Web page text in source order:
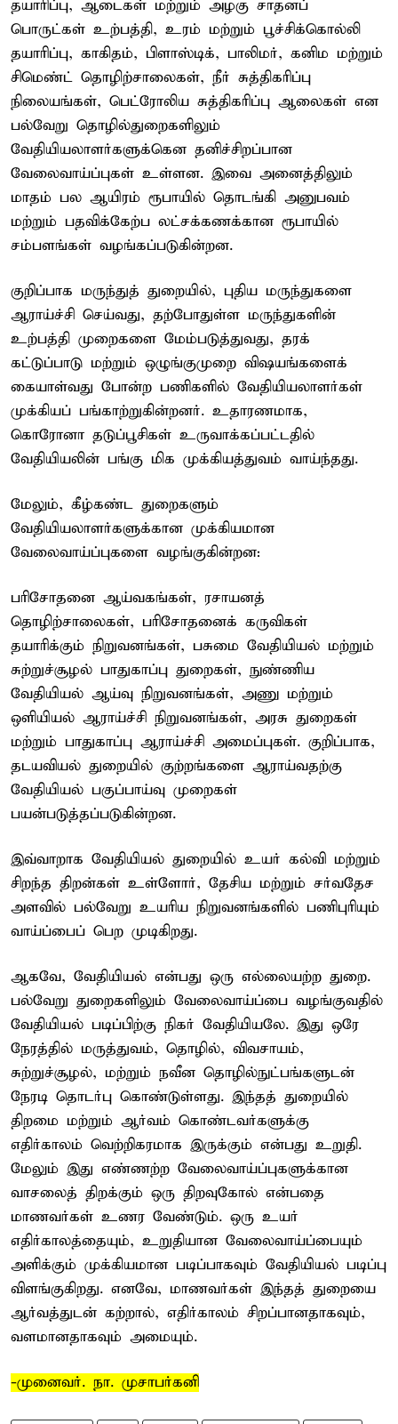
தயாரிப்பு, ஆடைகள் மற்றும் அழகு சாதனப்
பொருட்கள் உற்பத்தி, உரம் மற்றும் பூச்சிக்கொல்லி
தயாரிப்பு, காகிதம், பிளாஸ்டிக், பாலிமர், கனிம மற்றும்
சிமெண்ட் தொழிற்சாலைகள், நீர் சுத்திகரிப்பு
நிலையங்கள், பெட்ரோலிய சுத்திகரிப்பு ஆலைகள் என
பல்வேறு தொழில்துறைகளிலும்
வேதியியலாளர்களுக்கென தனிச்சிறப்பான
வேலைவாய்ப்புகள் உள்ளன. இவை அனைத்திலும்
மாதம் பல ஆயிரம் ரூபாயில் தொடங்கி அனுபவம்
மற்றும் பதவிக்கேற்ப லட்சக்கணக்கான ரூபாயில்
சம்பளங்கள் வழங்கப்படுகின்றன.
குறிப்பாக மருந்துத் துறையில், புதிய மருந்துகளை
ஆராய்ச்சி செய்வது, தற்போதுள்ள மருந்துகளின்
உற்பத்தி முறைகளை மேம்படுத்துவது, தரக்
கட்டுப்பாடு மற்றும் ஒழுங்குமுறை விஷயங்களைக்
கையாள்வது போன்ற பணிகளில் வேதியியலாளர்கள்
முக்கியப் பங்காற்றுகின்றனர். உதாரணமாக,
கொரோனா தடுப்பூசிகள் உருவாக்கப்பட்டதில்
வேதியியலின் பங்கு மிக முக்கியத்துவம் வாய்ந்தது.
மேலும், கீழ்கண்ட துறைகளும்
வேதியியலாளர்களுக்கான முக்கியமான
வேலைவாய்ப்புகளை வழங்குகின்றன:
பரிசோதனை ஆய்வகங்கள், ரசாயனத்
தொழிற்சாலைகள், பரிசோதனைக் கருவிகள்
தயாரிக்கும் நிறுவனங்கள், பசுமை வேதியியல் மற்றும்
சுற்றுச்சூழல் பாதுகாப்பு துறைகள், நுண்ணிய
வேதியியல் ஆய்வு நிறுவனங்கள், அணு மற்றும்
ஒளியியல் ஆராய்ச்சி நிறுவனங்கள், அரசு துறைகள்
மற்றும் பாதுகாப்பு ஆராய்ச்சி அமைப்புகள். குறிப்பாக,
தடயவியல் துறையில் குற்றங்களை ஆராய்வதற்கு
வேதியியல் பகுப்பாய்வு முறைகள்
பயன்படுத்தப்படுகின்றன.
இவ்வாறாக வேதியியல் துறையில் உயர் கல்வி மற்றும்
சிறந்த திறன்கள் உள்ளோர், தேசிய மற்றும் சர்வதேச
அளவில் பல்வேறு உயரிய நிறுவனங்களில் பணிபுரியும்
வாய்ப்பைப் பெற முடிகிறது.
ஆகவே, வேதியியல் என்பது ஒரு எல்லையற்ற துறை.
பல்வேறு துறைகளிலும் வேலைவாய்ப்பை வழங்குவதில்
வேதியியல் படிப்பிற்கு நிகர் வேதியியலே. இது ஒரே
நேரத்தில் மருத்துவம், தொழில், விவசாயம்,
சுற்றுச்சூழல், மற்றும் நவீன தொழில்நுட்பங்களுடன்
நேரடி தொடர்பு கொண்டுள்ளது. இந்தத் துறையில்
திறமை மற்றும் ஆர்வம் கொண்டவர்களுக்கு
எதிர்காலம் வெற்றிகரமாக இருக்கும் என்பது உறுதி.
மேலும் இது எண்ணற்ற வேலைவாய்ப்புகளுக்கான
வாசலைத் திறக்கும் ஒரு திறவுகோல் என்பதை
மாணவர்கள் உணர வேண்டும். ஒரு உயர்
எதிர்காலத்தையும், உறுதியான வேலைவாய்ப்பையும்
அளிக்கும் முக்கியமான படிப்பாகவும் வேதியியல் படிப்பு
விளங்குகிறது. எனவே, மாணவர்கள் இந்தத் துறையை
ஆர்வத்துடன் கற்றால், எதிர்காலம் சிறப்பானதாகவும்,
வளமானதாகவும் அமையும்.
-முனைவர். நா. முசாபர்கனி